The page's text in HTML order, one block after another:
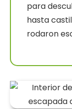
para
hasta
rodaron